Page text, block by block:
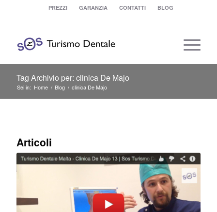
PREZZI GARANZIA CONTATTI BLOG
Tag Archivio per: clinica De Majo
Sei in: Home / Blog / clinica De Majo
Articoli